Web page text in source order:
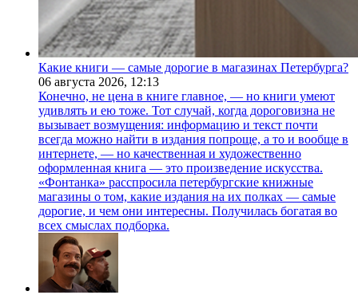
Какие книги — самые дорогие в магазинах Петербурга?
06 августа 2026, 12:13
Конечно, не цена в книге главное, — но книги умеют
удивлять и ею тоже. Тот случай, когда дороговизна не
вызывает возмущения: информацию и текст почти
всегда можно найти в издания попроще, а то и вообще в
интернете, — но качественная и художественно
оформленная книга — это произведение искусства.
«Фонтанка» расспросила петербургские книжные
магазины о том, какие издания на их полках — самые
дорогие, и чем они интересны. Получилась богатая во
всех смыслах подборка.